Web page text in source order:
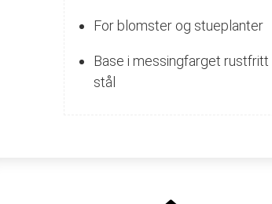
For blomster og stueplanter
Base i messingfarget rustfritt
stål